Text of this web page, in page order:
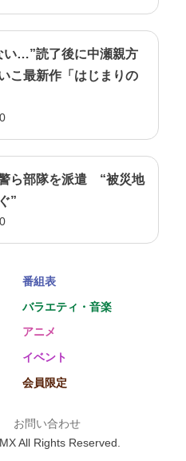
い…”読了後に中瀬親方
こ最新作「はじまりの
ら部隊を派遣 “被災地
”
番組表
バラエティ・音楽
アニメ
イベント
会員限定
お問い合わせ
All Rights Reserved.